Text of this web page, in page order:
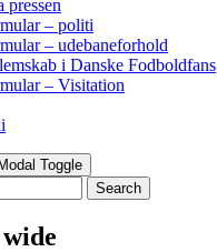
pressen
– politi
– udebaneforhold
i Danske Fodboldfans
– Visitation
Toggle
Search